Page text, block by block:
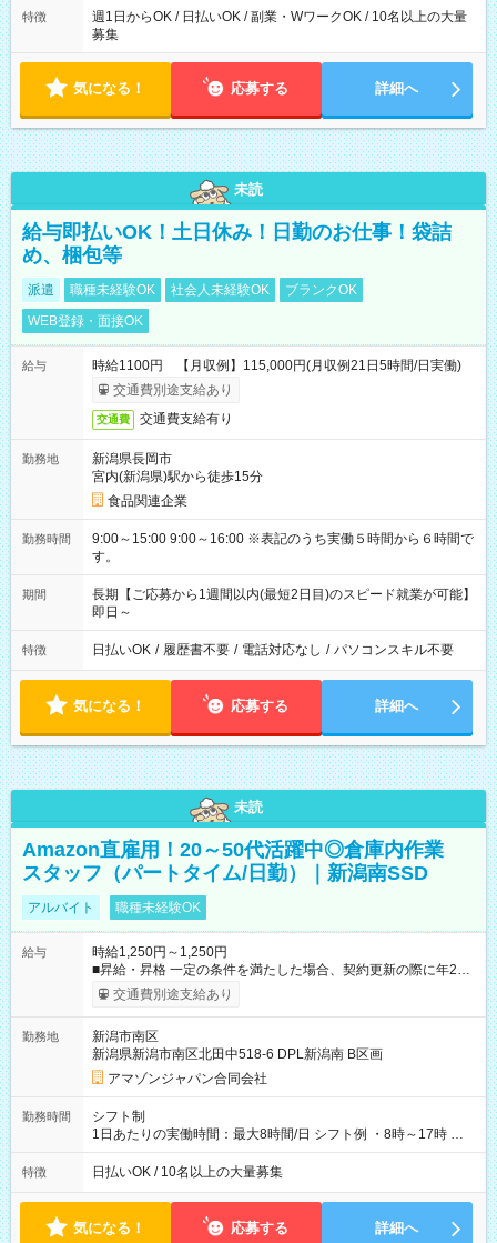
特徴
週1日からOK / 日払いOK / 副業・WワークOK / 10名以上の大量
募集
気になる！ 応募する 詳細へ
未読
給与即払いOK！土日休み！日勤のお仕事！袋詰
め、梱包等
派遣 職種未経験OK 社会人未経験OK
ブランクOK
WEB登録・面接OK
給与
時給1100円 【月収例】115,000円(月収例21日5時間/日実働)
交通費別途支給あり
交通費 交通費支給有り
勤務地
新潟県長岡市
宮内(新潟県)駅から徒歩15分
食品関連企業
勤務時間
9:00～15:00 9:00～16:00 ※表記のうち実働５時間から６時間で
す。
期間
長期【ご応募から1週間以内(最短2日目)のスピード就業が可能】
即日～
特徴 日払いOK / 履歴書不要 / 電話対応なし / パソコンスキル不要
気になる！ 応募する 詳細へ
未読
Amazon直雇用！20～50代活躍中◎倉庫内作業
スタッフ（パートタイム/日勤）｜新潟南SSD
アルバイト 職種未経験OK
給与
時給1,250円～1,250円
■昇給・昇格 一定の条件を満たした場合、契約更新の際に年2回
まで昇給の機会があります。 ■正社員登用制度あり ※月末締/翌
月25日支払い ※時間外手当、別途支給 ※深夜割増賃金 (22:00～
☆Amazon直雇用で安定して働けます！ 【試用期間】試用期間
あり 試用期間の長さ：1週間 雇用形態、給与は本採用時と同じ
です。
交通費別途支給あり
勤務地
新潟市南区
新潟県新潟市南区北田中518-6 DPL新潟南 B区画
アマゾンジャパン合同会社
勤務時間
シフト制
1日あたりの実働時間：最大8時間/日 シフト例 ・8時～17時 ・
12時～21時
特徴 日払いOK / 10名以上の大量募集
気になる！ 応募する 詳細へ